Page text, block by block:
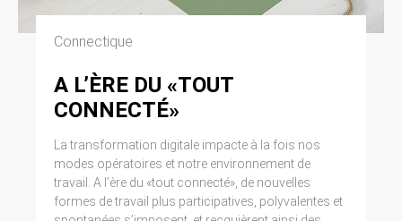
Connectique
A L’ÈRE DU «TOUT
CONNECTÉ»
La transformation digitale impacte à la fois nos
modes opératoires et notre environnement de
travail. A l’ère du «tout connecté», de nouvelles
formes de travail plus participatives, polyvalentes et